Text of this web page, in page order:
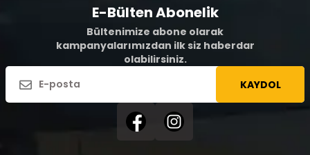
E-Bülten Abonelik
Bültenimize abone olarak
kampanyalarımızdan ilk siz haberdar
olabilirsiniz.
KAYDOL